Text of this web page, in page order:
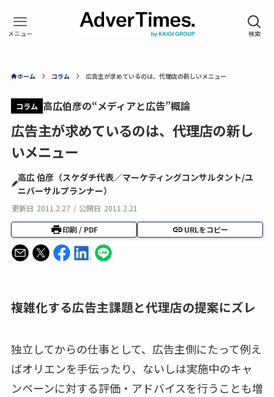
ホーム コラム 広告主が求めているのは、代理店の新しいメニュー
コラム 高広伯彦の“メディアと広告”概論
広告主が求めているのは、代理店の新し
いメニュー
高広 伯彦（スケダチ代表／マーケティングコンサルタント/ユ
ニバーサルプランナー）
更新日 2011.2.27 / 公開日 2011.2.21
印刷 / PDF URLをコピー
複雑化する広告主課題と代理店の提案にズレ
独立してからの仕事として、広告主側にたって例え
ばオリエンを手伝ったり、ないしは実施中のキャ
ンペーンに対する評価・アドバイスを行うことも増